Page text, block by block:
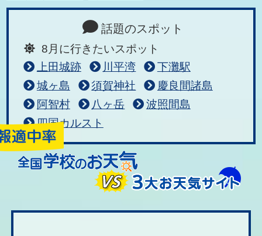
話題のスポット
8月に行きたいスポット
上田城跡
川平湾
下灘駅
城ヶ島
須賀神社
慶良間諸島
阿智村
八ヶ岳
波照間島
四国カルスト